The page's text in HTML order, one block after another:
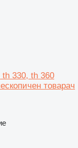
330, th 360
товарач